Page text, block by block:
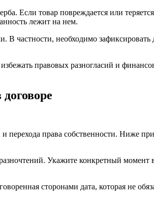
Если товар повреждается или
лежит на нем.
В частности, необходимо зафиксировать
правовых разногласий и
и перехода права собственности. Ниже
Укажите конкретный момент
сторонами дата, которая не